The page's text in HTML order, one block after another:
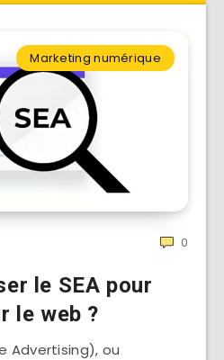
Marketing numérique
0
le SEA pour
le web ?
Advertising), ou